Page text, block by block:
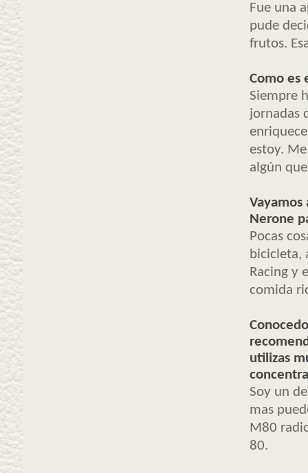
Fue una
pude
frutos.
Como es
Siempre
jornadas
estoy.
algún
Vayamos
Nerone
Pocas
bicicleta,
Racing y
comida
utilizas
Soy un
mas
M80
80.